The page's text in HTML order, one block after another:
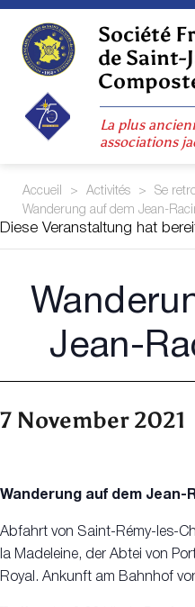
Skip
content
Société
de Saint-
La plus
associations
Accueil > Activités > Se
Wanderung auf dem Jean-
Diese Veranstaltung hat
Jean-
7 November 2021
Wanderung auf dem Jean-
Abfahrt von Saint-Rémy-les-
la Madeleine, der Abtei von
Royal. Ankunft am Bahnhof